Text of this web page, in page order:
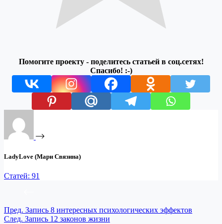
Помогите проекту - поделитесь статьей в соц.сетях!
Спасибо! :-)
LadyLove (Мари Связина)
Статей: 91
Пред. Запись 8 интересных психологических эффектов
След. Запись 12 законов жизни